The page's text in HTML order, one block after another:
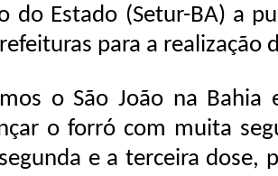
do Estado (Setur-BA) a
para a realização
o São João na Bahia
o forró com muita
e a terceira dose,